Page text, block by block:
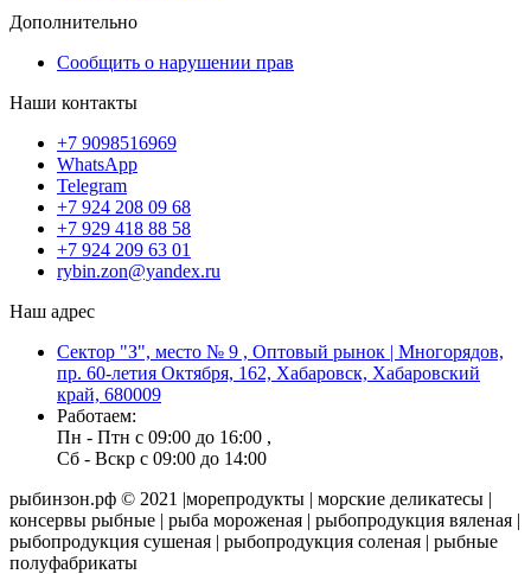
Дополнительно
Сообщить о нарушении прав
Наши контакты
+7 9098516969
WhatsApp
Telegram
+7 924 208 09 68
+7 929 418 88 58
+7 924 209 63 01
rybin.zon@yandex.ru
Наш адрес
Сектор "З", место № 9 , Оптовый рынок | Многорядов,
пр. 60-летия Октября, 162, Хабаровск, Хабаровский
край, 680009
Работаем:
Пн - Птн с 09:00 до 16:00 ,
Сб - Вскр с 09:00 до 14:00
рыбинзон.рф © 2021 |морепродукты | морские деликатесы |
консервы рыбные | рыба мороженая | рыбопродукция вяленая |
рыбопродукция сушеная | рыбопродукция соленая | рыбные
полуфабрикаты